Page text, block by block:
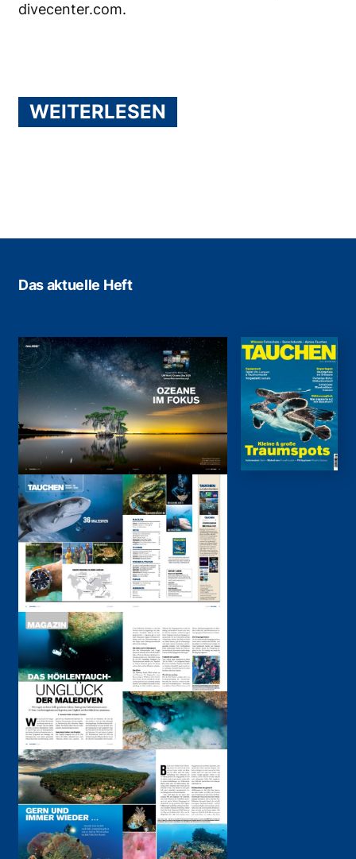
divecenter.com.
WEITERLESEN
Das aktuelle Heft